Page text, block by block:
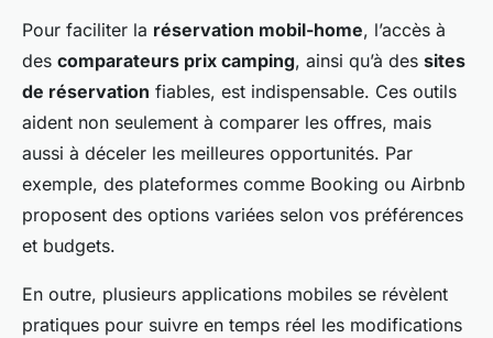
Pour faciliter la réservation mobil-home, l’accès à
des comparateurs prix camping, ainsi qu’à des sites
de réservation fiables, est indispensable. Ces outils
aident non seulement à comparer les offres, mais
aussi à déceler les meilleures opportunités. Par
exemple, des plateformes comme Booking ou Airbnb
proposent des options variées selon vos préférences
et budgets.
En outre, plusieurs applications mobiles se révèlent
pratiques pour suivre en temps réel les modifications